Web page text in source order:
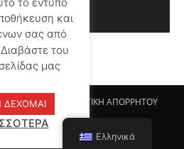
Register
ΠΟΛΙΤΙΚΗ ΑΠΟΡΡΗΤΟΥ
ΕΠΙΚΟΙΝΩΝΙΑ
Theme by TagDiv
και
σας από
του
μας
ΔΕΧΟΜΑΙ
Ελληνικά